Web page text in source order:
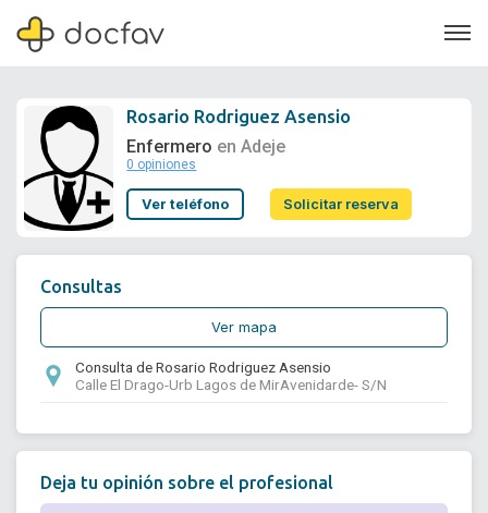
Soporte
Rosario Rodriguez Asensio
Enfermero en Adeje
0 opiniones
Ver teléfono Solicitar reserva
Consultas
Ver mapa
Consulta de Rosario Rodriguez Asensio
Calle El Drago-Urb Lagos de MirAvenidarde- S/N
Deja tu opinión sobre el profesional